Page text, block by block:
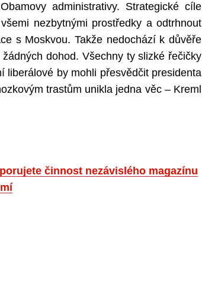
administrativy. Strategické cíle
nezbytnými prostředky a odtrhnout
s Moskvou. Takže nedochází k důvěře
dohod. Všechny ty slizké řečičky
liberálové by mohli přesvědčit presidenta
trastům unikla jedna věc – Kreml
činnost nezávislého magazínu